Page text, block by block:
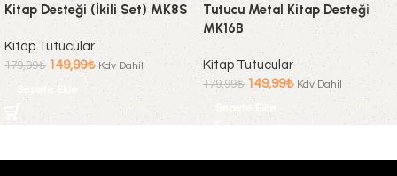
Kitap Desteği (İkili Set) MK8S
Kitap Tutucular
179,99₺ 149,99₺ Kdv Dahil
Tutucu Metal Kitap Desteği
MK16B
Kitap Tutucular
179,99₺ 149,99₺ Kdv Dahil